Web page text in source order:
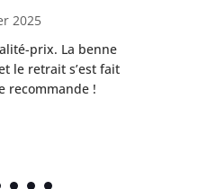
2025
prix. La benne
le retrait s’est fait
recommande !